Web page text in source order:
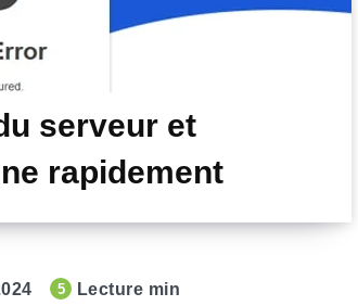
serveur et
rapidement
5 Lecture min